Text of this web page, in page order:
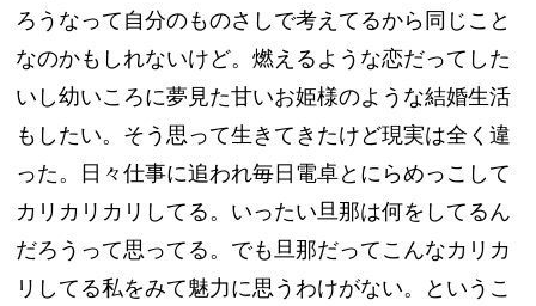
ろうなって自分のものさしで考えてるから同じこと
なのかもしれないけど。燃えるような恋だってした
いし幼いころに夢見た甘いお姫様のような結婚生活
もしたい。そう思って生きてきたけど現実は全く違
った。日々仕事に追われ毎日電卓とにらめっこして
カリカリカリしてる。いったい旦那は何をしてるん
だろうって思ってる。でも旦那だってこんなカリカ
リしてる私をみて魅力に思うわけがない。というこ